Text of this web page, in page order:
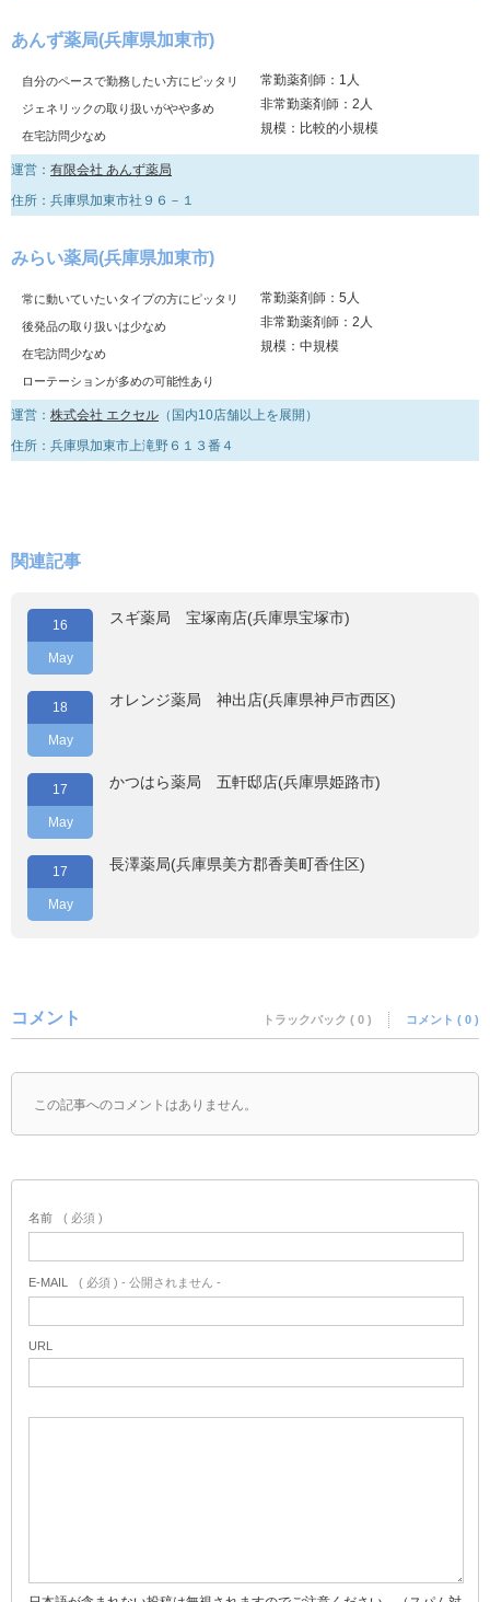
あんず薬局(兵庫県加東市)
自分のペースで勤務したい方にピッタリ
ジェネリックの取り扱いがやや多め
在宅訪問少なめ
常勤薬剤師：1人
非常勤薬剤師：2人
規模：比較的小規模
運営： 有限会社 あんず薬局
住所：兵庫県加東市社９６－１
みらい薬局(兵庫県加東市)
常に動いていたいタイプの方にピッタリ
後発品の取り扱いは少なめ
在宅訪問少なめ
ローテーションが多めの可能性あり
常勤薬剤師：5人
非常勤薬剤師：2人
規模：中規模
運営： 株式会社 エクセル （国内10店舗以上を展開）
住所：兵庫県加東市上滝野６１３番４
関連記事
16
May
スギ薬局 宝塚南店(兵庫県宝塚市)
18
May
オレンジ薬局 神出店(兵庫県神戸市西区)
17
May
かつはら薬局 五軒邸店(兵庫県姫路市)
17
May
長澤薬局(兵庫県美方郡香美町香住区)
コメント トラックバック ( 0 ) コメント ( 0 )
この記事へのコメントはありません。
名前 ( 必須 )
E-MAIL ( 必須 ) - 公開されません -
URL